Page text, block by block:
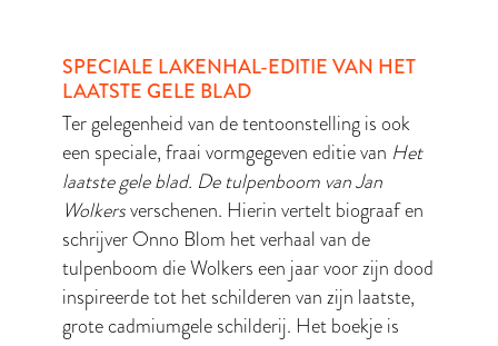
SPECIALE LAKENHAL-EDITIE VAN HET
LAATSTE GELE BLAD
Ter gelegenheid van de tentoonstelling is ook
een speciale, fraai vormgegeven editie van Het
laatste gele blad. De tulpenboom van Jan
Wolkersverschenen. Hierin vertelt biograaf en
schrijver Onno Blom het verhaal van de
tulpenboom die Wolkers een jaar voor zijn dood
inspireerde tot het schilderen van zijn laatste,
grote cadmiumgele schilderij. Het boekje is